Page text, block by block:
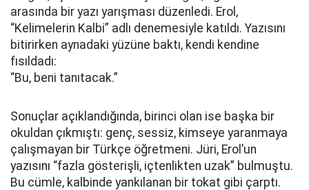
arasında bir yazı yarışması düzenledi. Erol,
“Kelimelerin Kalbi” adlı denemesiyle katıldı. Yazısını
bitirirken aynadaki yüzüne baktı, kendi kendine
fısıldadı:
“Bu, beni tanıtacak.”
Sonuçlar açıklandığında, birinci olan ise başka bir
okuldan çıkmıştı: genç, sessiz, kimseye yaranmaya
çalışmayan bir Türkçe öğretmeni. Jüri, Erol’un
yazısını “fazla gösterişli, içtenlikten uzak” bulmuştu.
Bu cümle, kalbinde yankılanan bir tokat gibi çarptı.